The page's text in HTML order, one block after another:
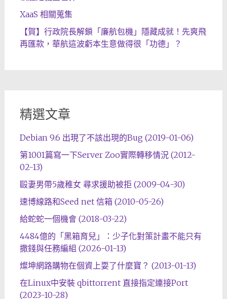
XaaS 相關蒐集
【賀】行政院長解鎖「廉航包機」隱藏成就！先爽飛
再匯款，華航這波虧本生意做得很「功德」？
精選文章
Debian 9.6 出現了不該出現的Bug (2019-01-06)
第1001篇寫一下Server Zoo實際轉移情況 (2012-
02-13)
毆妻男帶5歲稚女 尋求援助被拒 (2009-04-30)
速博線路和Seed net 信箱 (2010-05-26)
給蛇蛇一個機會 (2018-03-22)
4484億的「黑箱育兒」：少子化對策計畫不能只有
撒錢與任務編組 (2026-01-13)
燦坤網路購物在個資上耍了什麼寶？ (2013-01-13)
在Linux中安裝 qbittorrent 直接指定連接Port
(2023-10-28)